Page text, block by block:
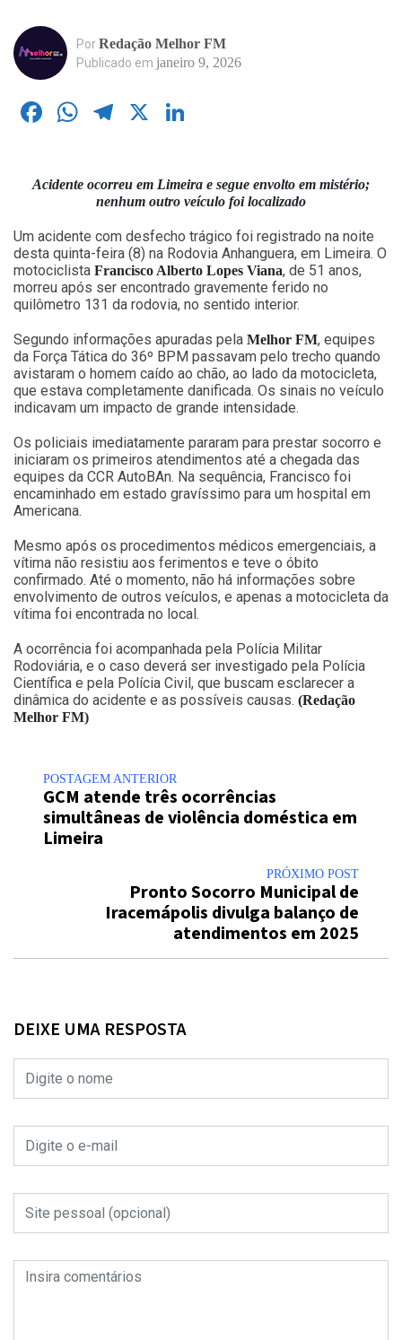
PorRedação Melhor FM
Publicado em janeiro 9, 2026
Facebook
WhatsApp
Telegram
X
Acidente ocorreu em Limeira e segue envolto em mistério;
nenhum outro veículo foi localizado
Um acidente com desfecho trágico foi registrado na noite
desta quinta-feira (8) na Rodovia Anhanguera, em Limeira. O
motociclista Francisco Alberto Lopes Viana, de 51 anos,
morreu após ser encontrado gravemente ferido no
quilômetro 131 da rodovia, no sentido interior.
Segundo informações apuradas pela Melhor FM, equipes
da Força Tática do 36º BPM passavam pelo trecho quando
avistaram o homem caído ao chão, ao lado da motocicleta,
que estava completamente danificada. Os sinais no veículo
indicavam um impacto de grande intensidade.
Os policiais imediatamente pararam para prestar socorro e
iniciaram os primeiros atendimentos até a chegada das
equipes da CCR AutoBAn. Na sequência, Francisco foi
encaminhado em estado gravíssimo para um hospital em
Americana.
Mesmo após os procedimentos médicos emergenciais, a
vítima não resistiu aos ferimentos e teve o óbito
confirmado. Até o momento, não há informações sobre
envolvimento de outros veículos, e apenas a motocicleta da
vítima foi encontrada no local.
A ocorrência foi acompanhada pela Polícia Militar
Rodoviária, e o caso deverá ser investigado pela Polícia
Científica e pela Polícia Civil, que buscam esclarecer a
dinâmica do acidente e as possíveis causas. (Redação
Melhor FM)
POSTAGEM ANTERIOR
GCM atende três ocorrências
simultâneas de violência doméstica em
Limeira
PRÓXIMO POST
Pronto Socorro Municipal de
Iracemápolis divulga balanço de
atendimentos em 2025
DEIXE UMA RESPOSTA